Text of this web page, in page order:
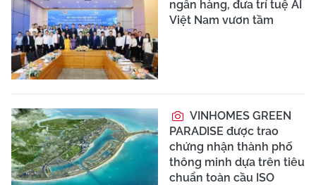
ngân hàng, đưa trí tuệ AI
Việt Nam vươn tầm
VINHOMES GREEN
PARADISE được trao
chứng nhận thành phố
thông minh dựa trên tiêu
chuẩn toàn cầu ISO